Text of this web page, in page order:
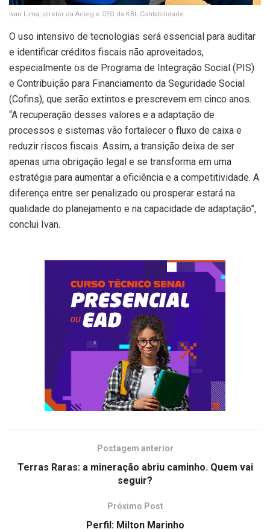
Ivan Lima, diretor da Acieg e CEO da KBL Contabilidade
O uso intensivo de tecnologias será essencial para auditar
e identificar créditos fiscais não aproveitados,
especialmente os de Programa de Integração Social (PIS)
e Contribuição para Financiamento da Seguridade Social
(Cofins), que serão extintos e prescrevem em cinco anos.
“A recuperação desses valores e a adaptação de
processos e sistemas vão fortalecer o fluxo de caixa e
reduzir riscos fiscais. Assim, a transição deixa de ser
apenas uma obrigação legal e se transforma em uma
estratégia para aumentar a eficiência e a competitividade. A
diferença entre ser penalizado ou prosperar estará na
qualidade do planejamento e na capacidade de adaptação”,
conclui Ivan.
Postagem anterior
Terras Raras: a mineração abriu caminho. Quem vai
seguir?
Próximo Post
Perfil: Milton Marinho